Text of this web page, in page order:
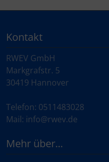
Kontakt
RWEV GmbH
Markgrafstr. 5
30419 Hannover
Telefon: 0511483028
Mail: info@rwev.de
Mehr über...